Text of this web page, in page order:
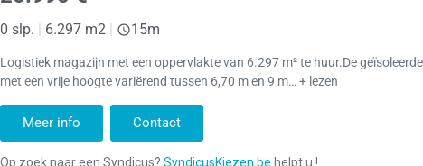
0 slp. | 6.297 m2 | 15m
Logistiek magazijn met een oppervlakte van 6.297 m² te huur.De
met een vrije hoogte variërend tussen 6,70 m en 9 m… + lezen
Meer info Contact